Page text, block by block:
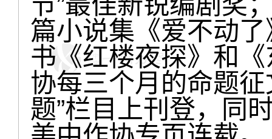
篇小说集《爱不动
书《红楼夜探》和
协每三个月的命题
题”栏目上刊登，同